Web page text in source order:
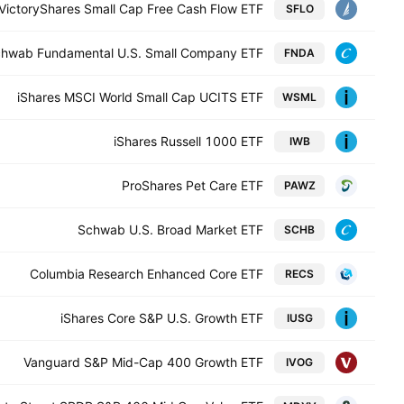
SFLO
Small Cap Free Cash Flow ETF
FNDA
Fundamental U.S. Small Company ETF
WSML
iShares MSCI World Small Cap UCITS ETF
IWB
iShares Russell 1000 ETF
PAWZ
ProShares Pet Care ETF
SCHB
Schwab U.S. Broad Market ETF
RECS
Columbia Research Enhanced Core ETF
IUSG
iShares Core S&P U.S. Growth ETF
IVOG
Vanguard S&P Mid-Cap 400 Growth ETF